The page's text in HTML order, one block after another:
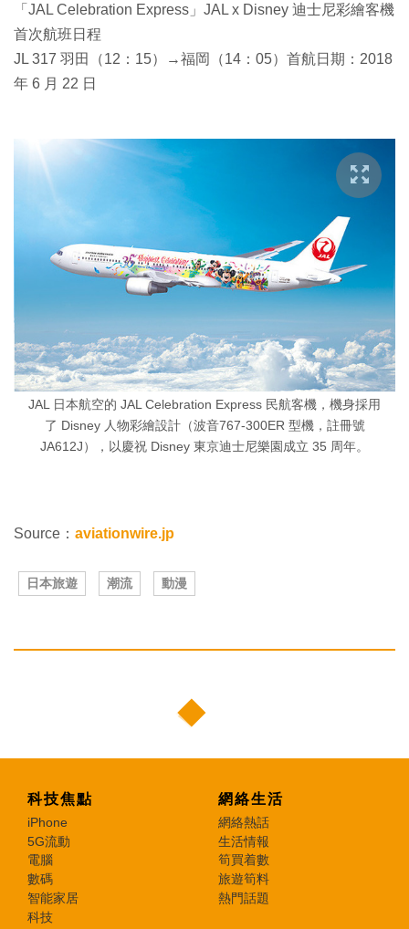
「JAL Celebration Express」JAL x Disney 迪士尼彩繪客機
首次航班日程
JL 317 羽田（12：15）→福岡（14：05）首航日期：2018
年 6 月 22 日
JAL 日本航空的 JAL Celebration Express 民航客機，機身採用
了 Disney 人物彩繪設計（波音767-300ER 型機，註冊號
JA612J），以慶祝 Disney 東京迪士尼樂園成立 35 周年。
Source： aviationwire.jp
日本旅遊 潮流 動漫
科技焦點
iPhone
5G流動
電腦
數碼
智能家居
科技
網絡生活
網絡熱話
生活情報
筍買着數
旅遊筍料
熱門話題